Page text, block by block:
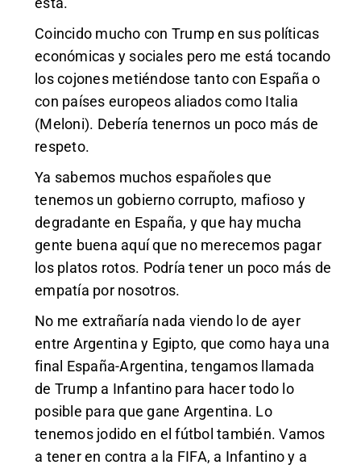
Coincido mucho con Trump en sus políticas
económicas y sociales pero me está tocando
los cojones metiéndose tanto con España o
con países europeos aliados como Italia
(Meloni). Debería tenernos un poco más de
respeto.
Ya sabemos muchos españoles que
tenemos un gobierno corrupto, mafioso y
degradante en España, y que hay mucha
gente buena aquí que no merecemos pagar
los platos rotos. Podría tener un poco más de
empatía por nosotros.
No me extrañaría nada viendo lo de ayer
entre Argentina y Egipto, que como haya una
final España-Argentina, tengamos llamada
de Trump a Infantino para hacer todo lo
posible para que gane Argentina. Lo
tenemos jodido en el fútbol también. Vamos
a tener en contra a la FIFA, a Infantino y a